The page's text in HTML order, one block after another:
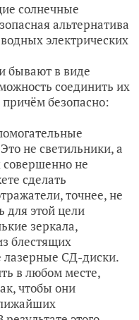
солнечные
альтернатива
электрических
бывают в виде
соединить их
безопасно:
не светильники, а
совершенно не
сделать
точнее, не
для этой цели
зеркала,
блестящих
лазерные СД-диски.
в любом месте,
чтобы они